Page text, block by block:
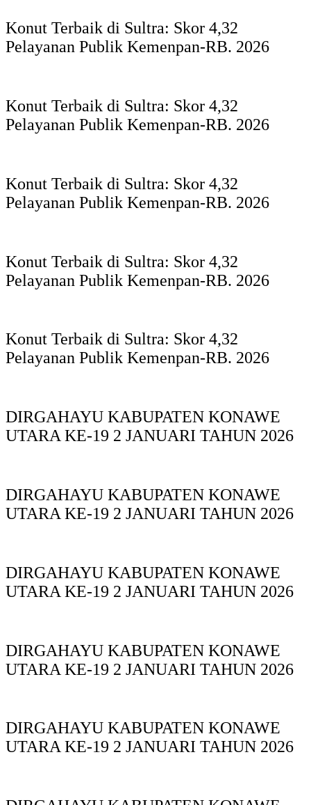
Konut Terbaik di Sultra: Skor 4,32
Pelayanan Publik Kemenpan-RB. 2026
Konut Terbaik di Sultra: Skor 4,32
Pelayanan Publik Kemenpan-RB. 2026
Konut Terbaik di Sultra: Skor 4,32
Pelayanan Publik Kemenpan-RB. 2026
Konut Terbaik di Sultra: Skor 4,32
Pelayanan Publik Kemenpan-RB. 2026
Konut Terbaik di Sultra: Skor 4,32
Pelayanan Publik Kemenpan-RB. 2026
DIRGAHAYU KABUPATEN KONAWE
UTARA KE-19 2 JANUARI TAHUN 2026
DIRGAHAYU KABUPATEN KONAWE
UTARA KE-19 2 JANUARI TAHUN 2026
DIRGAHAYU KABUPATEN KONAWE
UTARA KE-19 2 JANUARI TAHUN 2026
DIRGAHAYU KABUPATEN KONAWE
UTARA KE-19 2 JANUARI TAHUN 2026
DIRGAHAYU KABUPATEN KONAWE
UTARA KE-19 2 JANUARI TAHUN 2026